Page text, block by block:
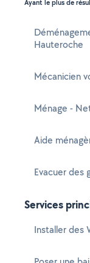
Ayant le plus de
Hauteroche
Mécanicien
Ménage -
Aide
Evacuer des
Services
Installer des